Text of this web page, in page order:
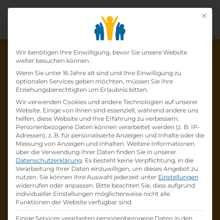
Die Lehrstelle wurde schon
besetzt!
Die LehrstelleEinzelhandel mit Schwerpunkt
Telekommunikation (w/m/d)beiA1 Telekom
Austria AGist schonbesetzt.
Firmenprofil besuchen
Andere Lehrstelle suchen
Mit
Datenschutz-
Wir benötigen Ihre Einwilligung, bevor Sie unsere Website
weiter besuchen können.
Wenn Sie unter 16 Jahre alt sind und Ihre Einwilligung zu
optionalen Services geben möchten, müssen Sie Ihre
Erziehungsberechtigten um Erlaubnis bitten.
Wir verwenden Cookies und andere Technologien auf unserer
Website. Einige von ihnen sind essenziell, während andere uns
helfen, diese Website und Ihre Erfahrung zu verbessern.
Personenbezogene Daten können verarbeitet werden (z. B. IP-
Adressen), z. B. für personalisierte Anzeigen und Inhalte oder die
Messung von Anzeigen und Inhalten. Weitere Informationen
über die Verwendung Ihrer Daten finden Sie in unserer
Datenschutzerklärung. Es besteht keine Verpflichtung, in die
Verarbeitung Ihrer Daten einzuwilligen, um dieses Angebot zu
nutzen. Sie können Ihre Auswahl jederzeit unter Einstellungen
widerrufen oder anpassen. Bitte beachten Sie, dass aufgrund
individueller Einstellungen möglicherweise nicht alle
Funktionen der Website verfügbar sind.
Einige Services verarbeiten personenbezogene Daten in den